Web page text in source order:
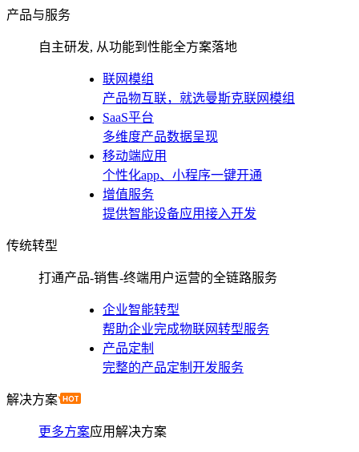
产品与服务
自主研发, 从功能到性能全方案落地
联网模组
产品物互联，就选曼斯克联网模组
SaaS平台
多维度产品数据呈现
移动端应用
个性化app、小程序一键开通
增值服务
提供智能设备应用接入开发
传统转型
打通产品-销售-终端用户运营的全链路服务
企业智能转型
帮助企业完成物联网转型服务
产品定制
完整的产品定制开发服务
解决方案
更多方案应用解决方案